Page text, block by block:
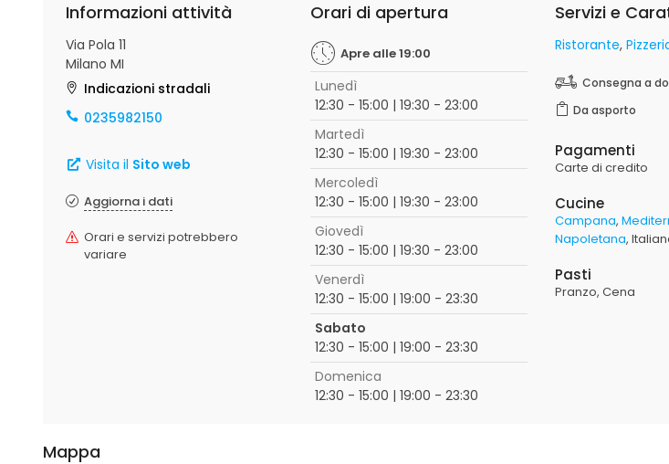
Informazioni attività
Via Pola 11
Milano MI
Indicazioni stradali
0235982150
Visita il Sito web
Aggiorna i dati
Orari e servizi potrebbero
variare
Orari di apertura
Apre alle 19:00
Lunedì
12:30 - 15:00 | 19:30 - 23:00
Martedì
12:30 - 15:00 | 19:30 - 23:00
Mercoledì
12:30 - 15:00 | 19:30 - 23:00
Giovedì
12:30 - 15:00 | 19:30 - 23:00
Venerdì
12:30 - 15:00 | 19:00 - 23:30
Sabato
12:30 - 15:00 | 19:00 - 23:30
Domenica
12:30 - 15:00 | 19:00 - 23:30
Servizi e
Ristorante
Consegna a
Da asporto
Pagamenti
Carte di credito
Cucine
Campana
Napoletana
Pasti
Pranzo Cena
Mappa